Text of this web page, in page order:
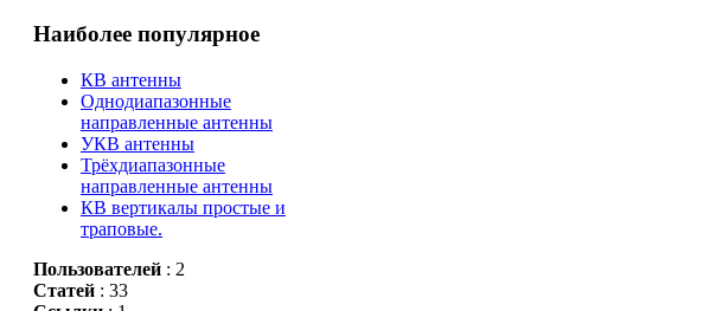
Наиболее популярное
КВ антенны
Однодиапазонные
направленные антенны
УКВ антенны
Трёхдиапазонные
направленные антенны
КВ вертикалы простые и
траповые.
Пользователей: 2
Статей: 33